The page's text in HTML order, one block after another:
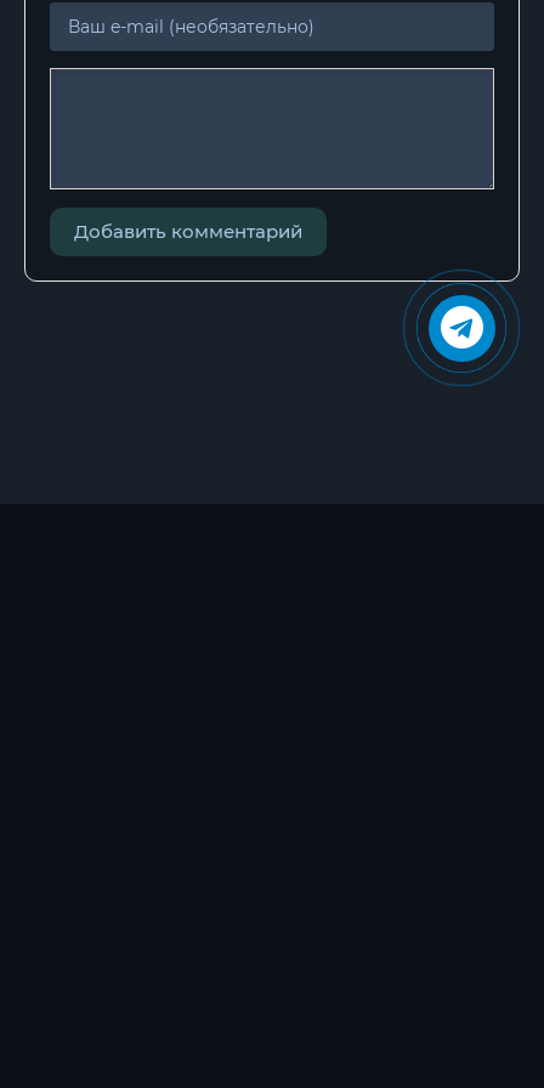
Добавить комментарий